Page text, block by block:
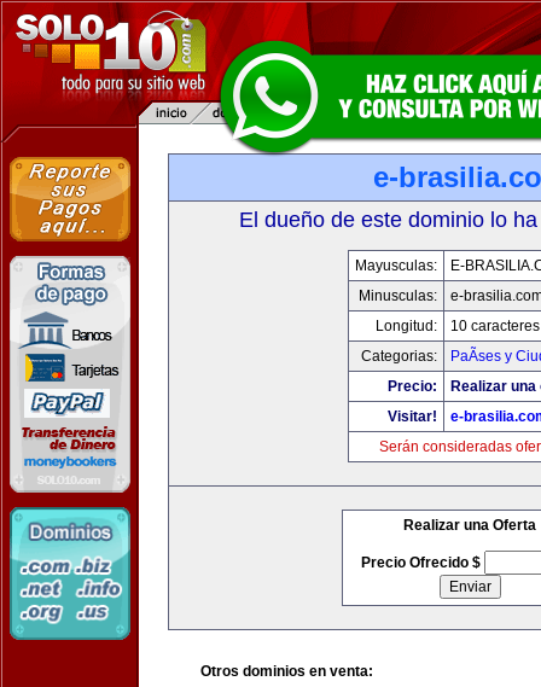
e-
El dueño de este dominio lo
Mayusculas:
E-
Minusculas:
e-
Longitud:
10 caracteres
Categorias:
PaÃ­ses y
Precio:
Realizar
Visitar!
e-
Serán consideradas
Realizar una Oferta
Precio Ofrecido $
Otros dominios en venta: